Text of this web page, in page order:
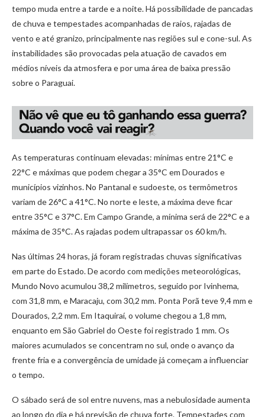
tempo muda entre a tarde e a noite. Há possibilidade de pancadas
de chuva e tempestades acompanhadas de raios, rajadas de
vento e até granizo, principalmente nas regiões sul e cone-sul. As
instabilidades são provocadas pela atuação de cavados em
médios níveis da atmosfera e por uma área de baixa pressão
sobre o Paraguai.
As temperaturas continuam elevadas: mínimas entre 21°C e
22°C e máximas que podem chegar a 35°C em Dourados e
municípios vizinhos. No Pantanal e sudoeste, os termômetros
variam de 26°C a 41°C. No norte e leste, a máxima deve ficar
entre 35°C e 37°C. Em Campo Grande, a mínima será de 22°C e a
máxima de 35°C. As rajadas podem ultrapassar os 60 km/h.
Nas últimas 24 horas, já foram registradas chuvas significativas
em parte do Estado. De acordo com medições meteorológicas,
Mundo Novo acumulou 38,2 milímetros, seguido por Ivinhema,
com 31,8 mm, e Maracaju, com 30,2 mm. Ponta Porã teve 9,4 mm e
Dourados, 2,2 mm. Em Itaquiraí, o volume chegou a 1,8 mm,
enquanto em São Gabriel do Oeste foi registrado 1 mm. Os
maiores acumulados se concentram no sul, onde o avanço da
frente fria e a convergência de umidade já começam a influenciar
o tempo.
O sábado será de sol entre nuvens, mas a nebulosidade aumenta
ao longo do dia e há previsão de chuva forte. Tempestades com